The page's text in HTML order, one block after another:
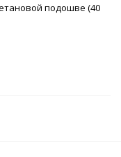
подошве (40